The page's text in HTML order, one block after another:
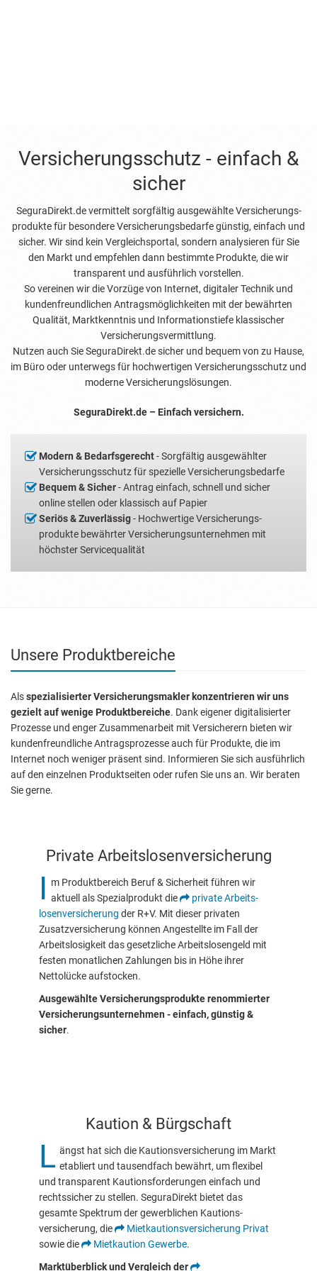
Versicherungsschutz - einfach &
sicher
SeguraDirekt.de vermittelt sorgfältig ausgewählte Versicherungs­
produkte für besondere Versicherungs­bedarfe günstig, einfach und
sicher. Wir sind kein Vergleichs­portal, sondern analysieren für Sie
den Markt und empfehlen dann bestimmte Produkte, die wir
transparent und ausführlich vorstellen.
So vereinen wir die Vorzüge von Internet, digitaler Technik und
kunden­freundlichen Antrags­möglichkeiten mit der bewährten
Qualität, Markt­kenntnis und Informations­tiefe klassischer
Versicherungs­vermittlung.
Nutzen auch Sie SeguraDirekt.de sicher und bequem von zu Hause,
im Büro oder unterwegs für hochwertigen Versicherungs­schutz und
moderne Versicherungs­lösungen.
SeguraDirekt.de – Einfach versichern.
Modern & Bedarfsgerecht- Sorgfältig ausgewählter
Versicherungs­schutz für spezielle Versicherungs­bedarfe
Bequem & Sicher- Antrag einfach, schnell und sicher
online stellen oder klassisch auf Papier
Seriös & Zuverlässig- Hochwertige Versicherungs­
produkte bewährter Versicherungs­unternehmen mit
höchster Service­qualität
Unsere Produktbereiche
Alsspezialisierter Versicherungsmakler konzentrieren wir uns
gezielt auf wenige Produktbereiche. Dank eigener digitalisierter
Prozesse und enger Zusammenarbeit mit Versicherern bieten wir
kundenfreundliche Antragsprozesse auch für Produkte, die im
Internet noch weniger präsent sind. Informieren Sie sich ausführlich
auf den einzelnen Produktseiten oder rufen Sie uns an. Wir beraten
Sie gerne.
Private Arbeitslosenversicherung
I m Produktbereich Beruf & Sicherheit führen wir
aktuell als Spezialprodukt die
private Arbeits­
losen­versicherung der R+V. Mit dieser privaten
Zusatzversicherung können Angestellte im Fall der
Arbeitslosigkeit das gesetzliche Arbeitslosengeld mit
festen monatlichen Zahlungen bis in Höhe ihrer
Nettolücke aufstocken.
Ausgewählte Versicherungsprodukte renommierter
Versicherungsunternehmen - einfach, günstig &
sicher.
Kaution & Bürgschaft
L ängst hat sich die Kautions­versicherung im Markt
etabliert und tausendfach bewährt, um flexibel
und transparent Kautions­forderungen einfach und
rechtssicher zu stellen. SeguraDirekt bietet das
gesamte Spektrum der gewerblichen Kautions­
versicherung, die
Miet­kautions­versicherung Privat
sowie die
Mietkaution Gewerbe.
Marktüberblick und Vergleich der